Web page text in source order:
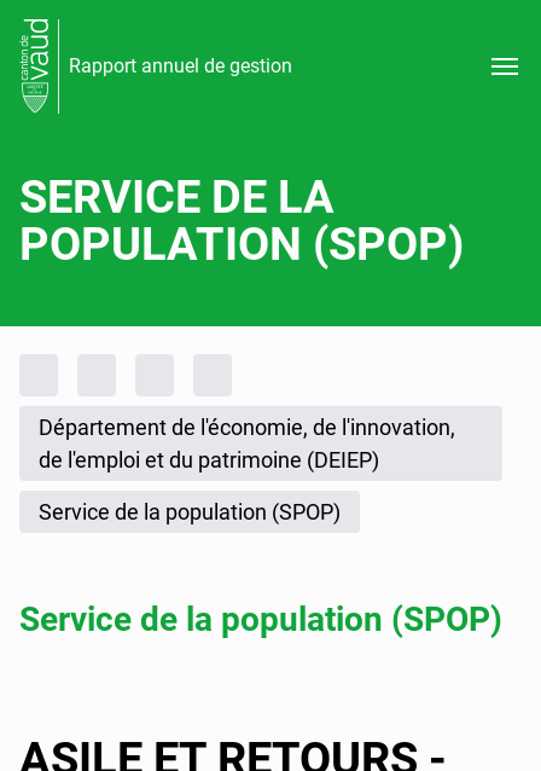
Rapport annuel de gestion
SERVICE DE LA
POPULATION (SPOP)
Département de l'économie, de l'innovation,
de l'emploi et du patrimoine (DEIEP)
Service de la population (SPOP)
Service de la population (SPOP)
ASILE ET RETOURS -